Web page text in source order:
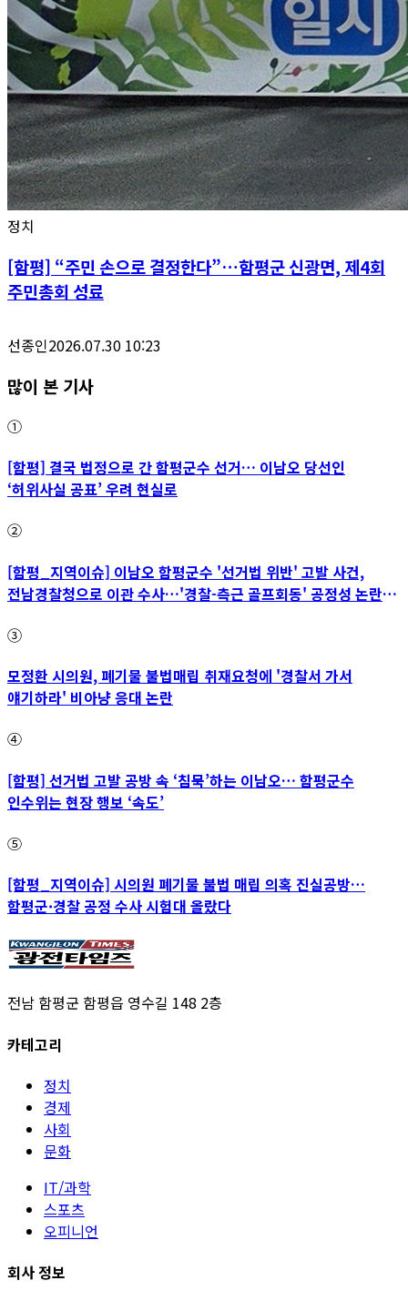
정치
[함평] “주민 손으로 결정한다”…함평군 신광면, 제4회
주민총회 성료
선종인2026.07.30 10:23
많이 본 기사
①
[함평] 결국 법정으로 간 함평군수 선거… 이남오 당선인
‘허위사실 공표’ 우려 현실로
②
[함평_지역이슈] 이남오 함평군수 '선거법 위반' 고발 사건,
전남경찰청으로 이관 수사…'경찰-측근 골프회동' 공정성 논란
③
모정환 시의원, 폐기물 불법매립 취재요청에 '경찰서 가서
얘기하라' 비아냥 응대 논란
④
[함평] 선거법 고발 공방 속 ‘침묵’하는 이남오… 함평군수
인수위는 현장 행보 ‘속도’
⑤
[함평_지역이슈] 시의원 폐기물 불법 매립 의혹 진실공방…
함평군·경찰 공정 수사 시험대 올랐다
전남 함평군 함평읍 영수길 148 2층
카테고리
정치
경제
사회
문화
IT/과학
스포츠
오피니언
회사 정보